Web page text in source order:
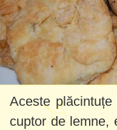
Aceste
cuptor de lemne,